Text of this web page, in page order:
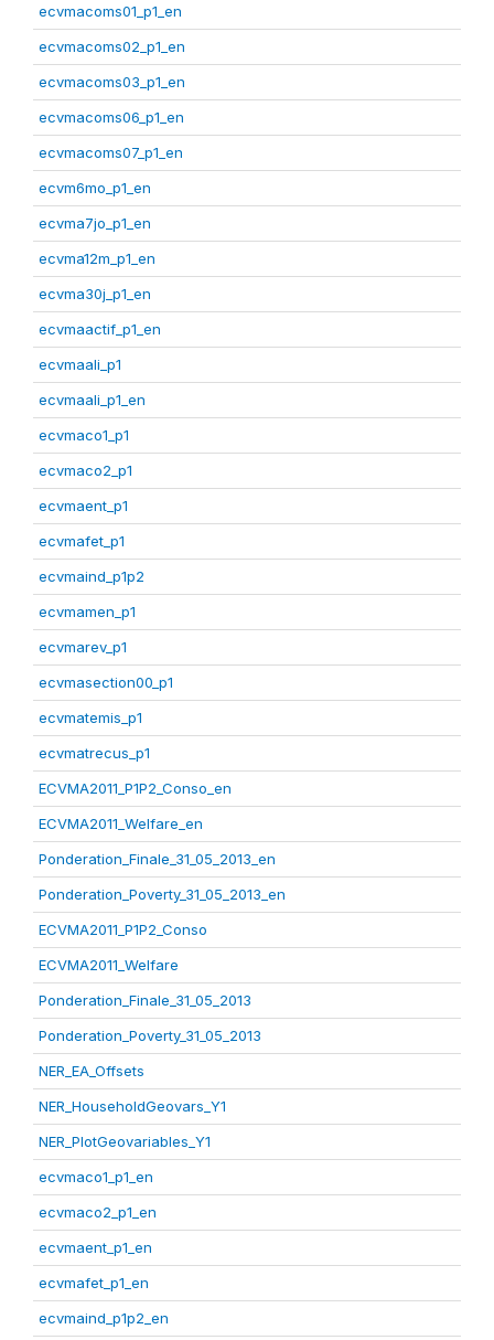
ecvmacoms01_p1_en
ecvmacoms02_p1_en
ecvmacoms03_p1_en
ecvmacoms06_p1_en
ecvmacoms07_p1_en
ecvm6mo_p1_en
ecvma7jo_p1_en
ecvma12m_p1_en
ecvma30j_p1_en
ecvmaactif_p1_en
ecvmaali_p1
ecvmaali_p1_en
ecvmaco1_p1
ecvmaco2_p1
ecvmaent_p1
ecvmafet_p1
ecvmaind_p1p2
ecvmamen_p1
ecvmarev_p1
ecvmasection00_p1
ecvmatemis_p1
ecvmatrecus_p1
ECVMA2011_P1P2_Conso_en
ECVMA2011_Welfare_en
Ponderation_Finale_31_05_2013_en
Ponderation_Poverty_31_05_2013_en
ECVMA2011_P1P2_Conso
ECVMA2011_Welfare
Ponderation_Finale_31_05_2013
Ponderation_Poverty_31_05_2013
NER_EA_Offsets
NER_HouseholdGeovars_Y1
NER_PlotGeovariables_Y1
ecvmaco1_p1_en
ecvmaco2_p1_en
ecvmaent_p1_en
ecvmafet_p1_en
ecvmaind_p1p2_en